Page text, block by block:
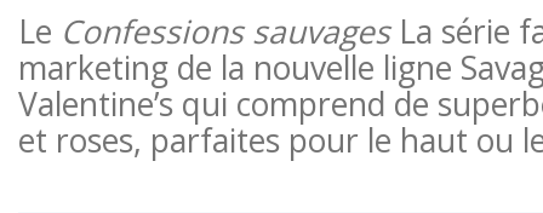
Le Confessions sauvagesLa série
marketing de la nouvelle ligne
Valentine’s qui comprend de
et roses, parfaites pour le haut ou